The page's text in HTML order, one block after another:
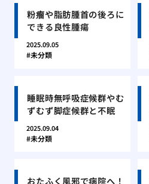
粉瘤や脂肪腫首の後ろに
できる良性腫瘍
2025.09.05
未分類
睡眠時無呼吸症候群やむ
ずむず脚症候群と不眠
2025.09.04
未分類
おたふく風邪で病院へ！